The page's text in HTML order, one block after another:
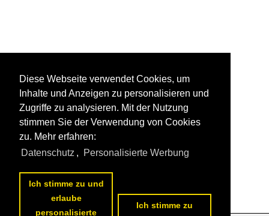
Diese Webseite verwendet Cookies, um
Inhalte und Anzeigen zu personalisieren und
Zugriffe zu analysieren. Mit der Nutzung
stimmen Sie der Verwendung von Cookies
zu. Mehr erfahren:
Datenschutz , Personalisierte Werbung
Ich stimme zu und
erlaube
personalisierte
Ich stimme zu